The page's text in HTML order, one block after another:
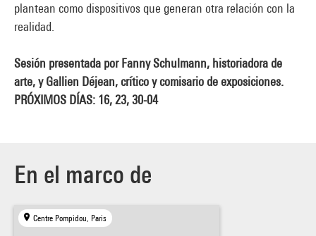
plantean como dispositivos que generan otra relación con la
realidad.
Sesión presentada por Fanny Schulmann, historiadora de
arte, y Gallien Déjean, crítico y comisario de exposiciones.
PRÓXIMOS DÍAS: 16, 23, 30-04
En el marco de
Centre Pompidou, Paris